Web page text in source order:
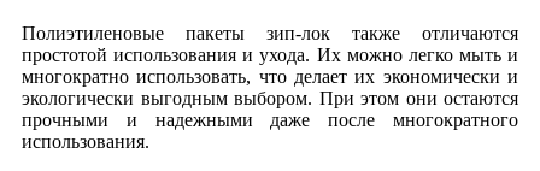
Полиэтиленовые пакеты зип-лок также отличаются
простотой использования и ухода. Их можно легко мыть и
многократно использовать, что делает их экономически и
экологически выгодным выбором. При этом они остаются
прочными и надежными даже после многократного
использования.